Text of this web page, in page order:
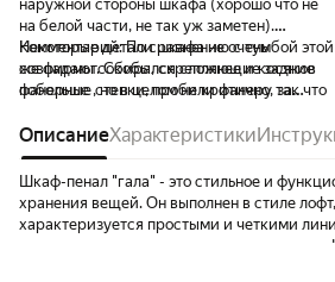
наружной стороны шкафа (хорошо что не
на белой части, не так уж заметен).
Некоторые детали шкафа не очень
совпадают. Скобы, скрепляющие задние
фанерные стенки, пробили фанеру так что
Комментарий: По сравнению с тумбой этой
же фирмы собирался сложнее и косяков
побольше , но в целом не критично, за
получилось) хороший шкафчик
ОписаниеХарактеристики
Шкаф-пенал "гала" - это стильное и
хранения вещей. Он выполнен в стиле
характеризуется простыми и четкими
использованием натуральных материалов.